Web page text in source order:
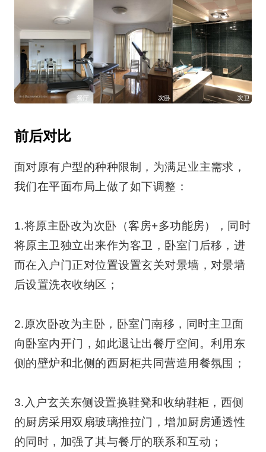
前后对比
面对原有户型的种种限制，为满足业主需求，
我们在平面布局上做了如下调整：
1.将原主卧改为次卧（客房+多功能房），同时
将原主卫独立出来作为客卫，卧室门后移，进
而在入户门正对位置设置玄关对景墙，对景墙
后设置洗衣收纳区；
2.原次卧改为主卧，卧室门南移，同时主卫面
向卧室内开门，如此退让出餐厅空间。利用东
侧的壁炉和北侧的西厨柜共同营造用餐氛围；
3.入户玄关东侧设置换鞋凳和收纳鞋柜，西侧
的厨房采用双扇玻璃推拉门，增加厨房通透性
的同时，加强了其与餐厅的联系和互动；